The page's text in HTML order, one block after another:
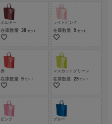
ボルドー
在庫数量 38
ライトピンク
在庫数量 9
赤
在庫数量 9
マスカットグリーン
在庫数量 29
ピンク ブルー